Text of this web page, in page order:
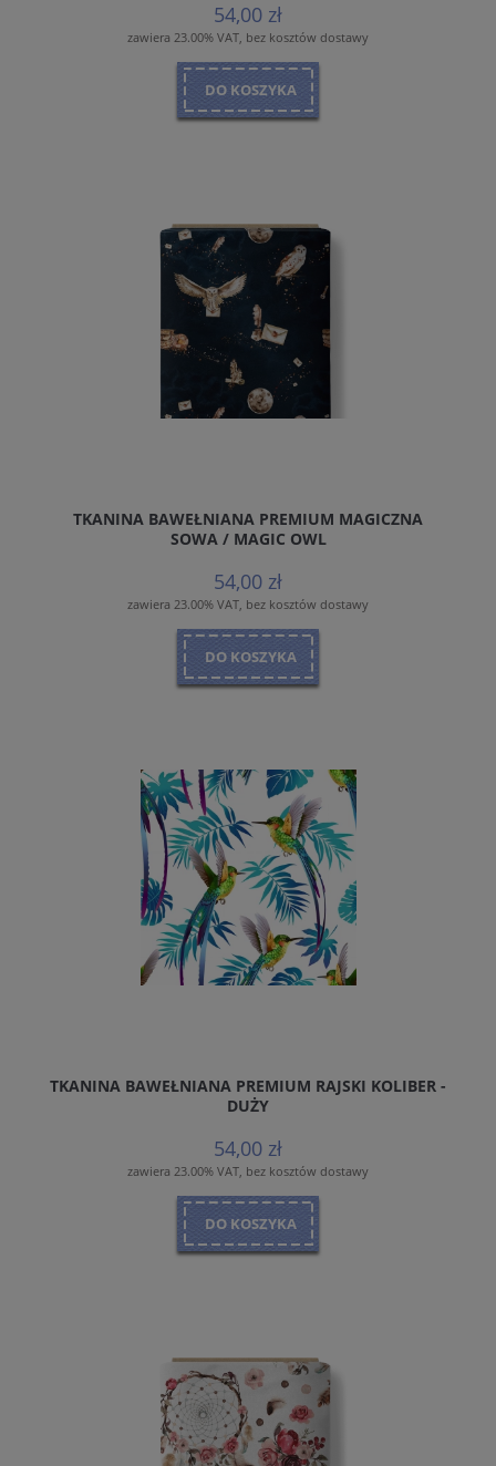
54,00 zł
zawiera 23.00% VAT, bez kosztów dostawy
DO KOSZYKA
TKANINA BAWEŁNIANA PREMIUM MAGICZNA
SOWA / MAGIC OWL
54,00 zł
zawiera 23.00% VAT, bez kosztów dostawy
DO KOSZYKA
TKANINA BAWEŁNIANA PREMIUM RAJSKI KOLIBER -
DUŻY
54,00 zł
zawiera 23.00% VAT, bez kosztów dostawy
DO KOSZYKA